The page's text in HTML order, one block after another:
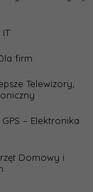
firm
Telewizory,
– Elektronika
Domowy i